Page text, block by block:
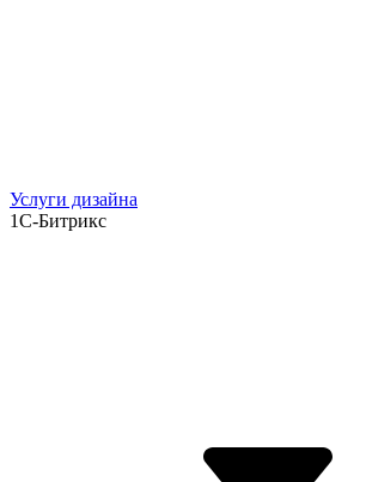
Услуги дизайна
1С-Битрикс